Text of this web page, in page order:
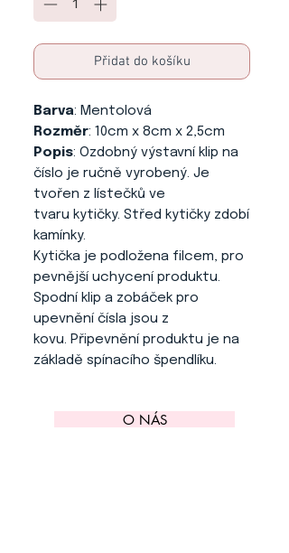
Přidat do košíku
Barva: Mentolová
Rozměr: 10cm x 8cm x 2,5cm
Popis: Ozdobný výstavní klip na
číslo je ručně vyrobený. Je
tvořen z lístečků ve
tvaru kytičky. Střed kytičky zdobí
kamínky.
Kytička je podložena filcem, pro
pevnější uchycení produktu.
Spodní klip a zobáček pro
upevnění čísla jsou z
kovu. Připevnění produktu je na
základě spínacího špendlíku.
O NÁS